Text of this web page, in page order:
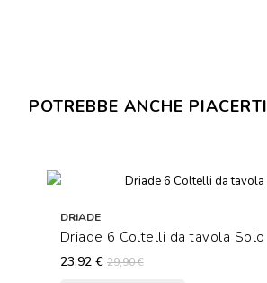
POTREBBE ANCHE PIACERTI
DRIADE
Driade 6 Coltelli da tavola Solo
23,92 € 29,90 €